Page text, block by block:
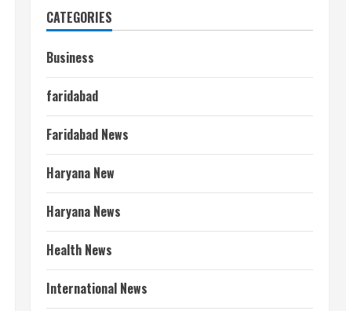
CATEGORIES
Business
faridabad
Faridabad News
Haryana New
Haryana News
Health News
International News